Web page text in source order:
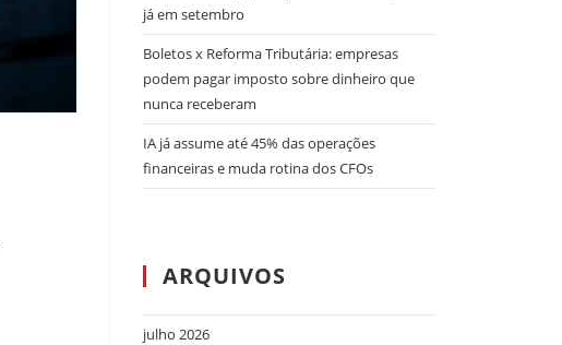
já em setembro
Boletos x Reforma Tributária: empresas
podem pagar imposto sobre dinheiro que
nunca receberam
IA já assume até 45% das operações
financeiras e muda rotina dos CFOs
ARQUIVOS
julho 2026